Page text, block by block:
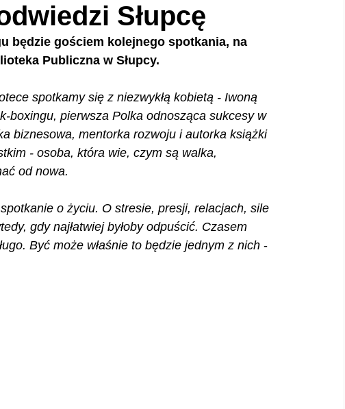
Słupcę
będzie gościem kolejnego spotkania, na
Publiczna w Słupcy.
spotkamy się z niezwykłą kobietą - Iwoną
boxingu, pierwsza Polka odnosząca sukcesy w
biznesowa, mentorka rozwoju i autorka książki
- osoba, która wie, czym są walka,
od nowa.
o życiu. O stresie, presji, relacjach, sile
gdy najłatwiej byłoby odpuścić. Czasem
Być może właśnie to będzie jednym z nich -